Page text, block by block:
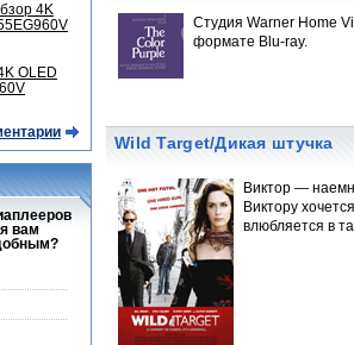
Студия Warner Home
формате Blu-ray.
Wild Target/Дикая штучка
Виктор —
Виктору
влюбляется в
4K
OLED
вам